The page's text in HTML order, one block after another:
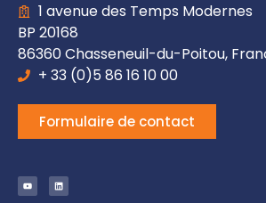
1 avenue des Temps Modernes
BP 20168
86360 Chasseneuil-du-Poitou,
+ 33 (0)5 86 16 10 00
Formulaire de contact